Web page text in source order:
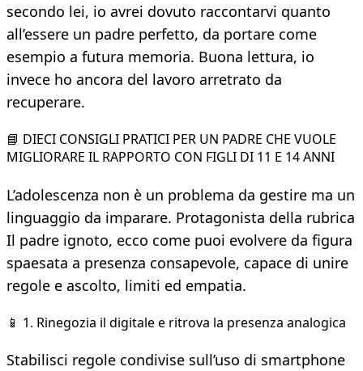
secondo lei, io avrei dovuto raccontarvi quanto
all’essere un padre perfetto, da portare come
esempio a futura memoria. Buona lettura, io
invece ho ancora del lavoro arretrato da
recuperare.
📘 DIECI CONSIGLI PRATICI PER UN PADRE CHE VUOLE
MIGLIORARE IL RAPPORTO CON FIGLI DI 11 E 14 ANNI
L’adolescenza non è un problema da gestire ma un
linguaggio da imparare. Protagonista della rubrica
Il padre ignoto, ecco come puoi evolvere da figura
spaesata a presenza consapevole, capace di unire
regole e ascolto, limiti ed empatia.
📱 1. Rinegozia il digitale e ritrova la presenza analogica
Stabilisci regole condivise sull’uso di smartphone